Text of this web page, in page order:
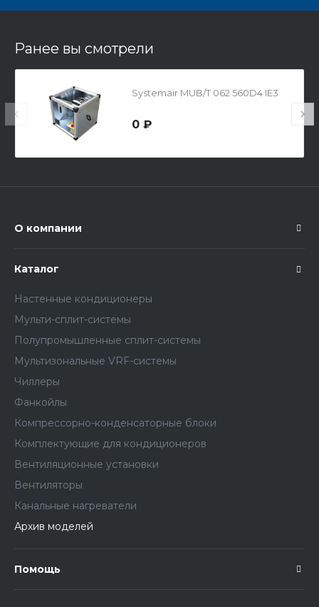
Ранее вы смотрели
Systemair MUB/T 062 560D4 IE3
0 ₽
О компании
Каталог
Настенные кондиционеры
Мульти-сплит-системы
Полупромышленные сплит-системы
Мультизональные VRF-системы
Чиллеры
Фанкойлы
Компрессорно-конденсаторные блоки
Комплектующие для кондиционеров
Вентиляционные установки
Вентиляторы
Канальные нагреватели
Архив моделей
Помощь